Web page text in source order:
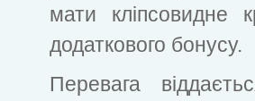
мати кліпсовидне
додаткового бонусу.
Перевага